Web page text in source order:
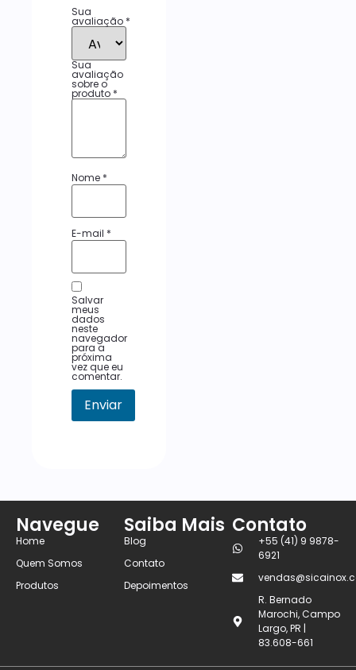
Sua
avaliação *
Sua
avaliação
sobre o
produto *
Nome *
E-mail *
Salvar
meus
dados
neste
navegador
para a
próxima
vez que eu
comentar.
Navegue
Home
Quem Somos
Produtos
Saiba Mais
Blog
Contato
Depoimentos
Contato
+55 (41) 9 9878-
6921
R. Bernado
Marochi, Campo
Largo, PR |
83.608-661